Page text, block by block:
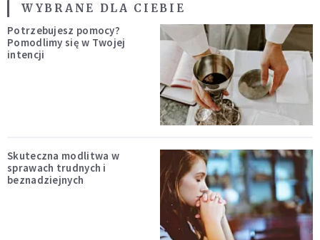
WYBRANE DLA CIEBIE
Potrzebujesz pomocy?
Pomodlimy się w Twojej
intencji
Skuteczna modlitwa w
sprawach trudnych i
beznadziejnych